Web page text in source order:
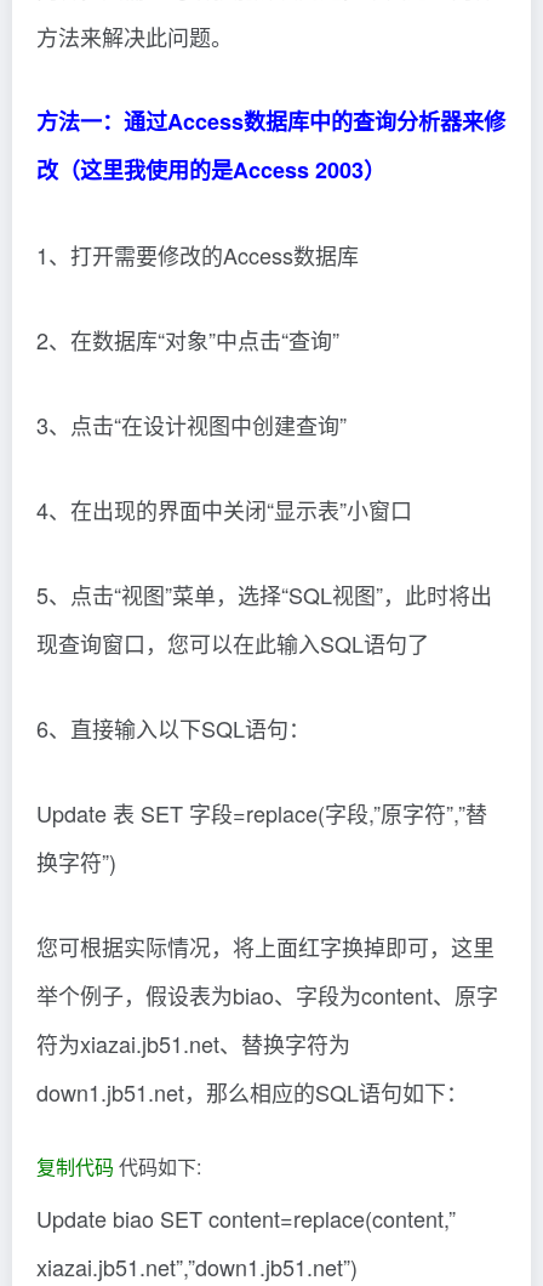
方法来解决此问题。
方法一：通过Access数据库中的查询分析器来修
改（这里我使用的是Access 2003）
1、打开需要修改的Access数据库
2、在数据库“对象”中点击“查询”
3、点击“在设计视图中创建查询”
4、在出现的界面中关闭“显示表”小窗口
5、点击“视图”菜单，选择“SQL视图”，此时将出
现查询窗口，您可以在此输入SQL语句了
6、直接输入以下SQL语句：
Update 表 SET 字段=replace(字段,”原字符”,”替
换字符”)
您可根据实际情况，将上面红字换掉即可，这里
举个例子，假设表为biao、字段为content、原字
符为xiazai.jb51.net、替换字符为
down1.jb51.net，那么相应的SQL语句如下：
复制代码 代码如下:
Update biao SET content=replace(content,”
xiazai.jb51.net”,”down1.jb51.net”)